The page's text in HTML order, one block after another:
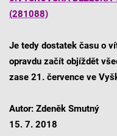
(281088)
Je tedy dostatek času o
opravdu začít objíždět
zase 21. července ve
Autor: Zdeněk Smutný
15. 7. 2018